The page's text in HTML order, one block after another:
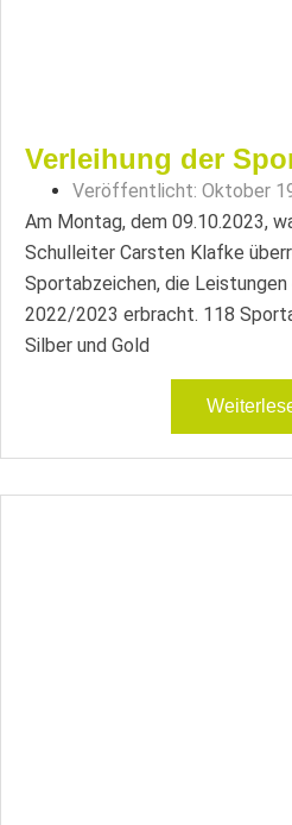
Verleihung der
Veröffentlicht: Oktober
Am Montag, dem 09.10.2023,
Schulleiter Carsten Klafke
Sportabzeichen, die
2022/2023 erbracht. 118
Silber und Gold